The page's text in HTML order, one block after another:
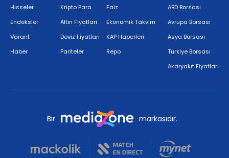
Hisseler
Endeksler
Varant
Haber
Kripto Para
Altın Fiyatları
Döviz Fiyatları
Pariteler
Faiz
Ekonomik Takvim
KAP Haberleri
Repo
ABD Borsası
Avrupa Borsası
Asya Borsası
Türkiye Borsası
Akaryakıt Fiyatları
Bir markasıdır.